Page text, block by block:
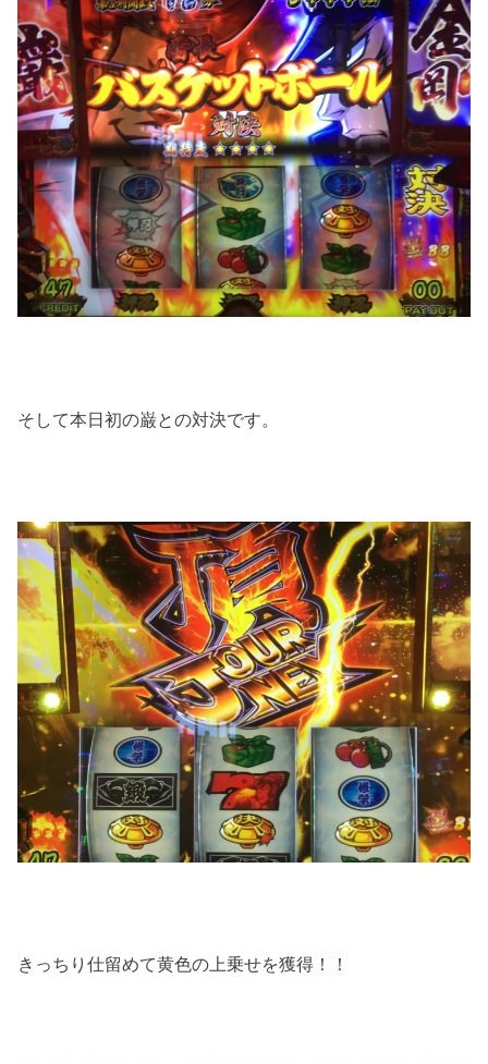
そして本日初の巌との対決です。
きっちり仕留めて黄色の上乗せを獲得！！